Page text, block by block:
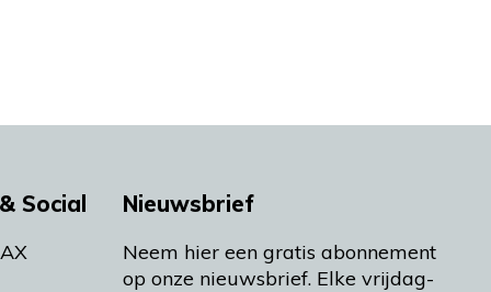
Social Nieuwsbrief
Neem hier een gratis abonnement
op onze nieuwsbrief. Elke vrijdag-